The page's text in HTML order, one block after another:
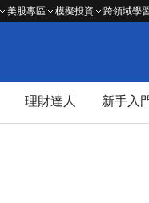
美股專區 模擬投資 跨領域學
理財達人 新手入